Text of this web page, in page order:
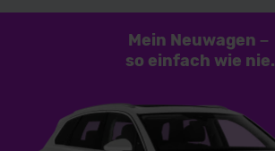
Mein Neuwagen –
so einfach wie nie.